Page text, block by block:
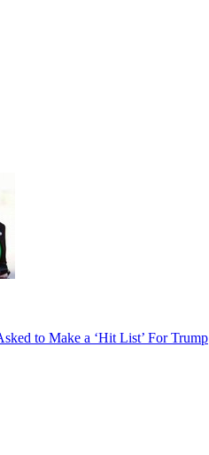
to Make a ‘Hit List’ For Trump